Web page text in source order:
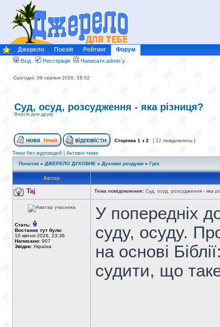
Джерело Поезія Рейтинг Форум
Вхід Реєстрація Написати admin`у
Сьогодні: 09 серпня 2026, 18:52
Суд, осуд, розсудження - яка різниця?
Версія для друку
Сторінка 1 з 2 [ 22 повідомлень ]
Теми без відповідей | Активні теми
Початок » ДЖЕРЕЛО ДУХОВНЕ » Духовні роздуми » Гріх
Автор
Taj Тема повідомлення: Суд, осуд, розсудження - яка
Стать:
Востаннє тут були:
10 квітня 2026, 23:36
Написано: 907
Звідки: Україна
У попередніх
суду, осуду.
на основі
судити, що